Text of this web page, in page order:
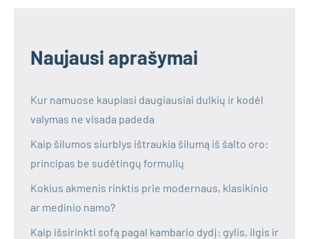
Naujausi aprašymai
Kur namuose kaupiasi daugiausiai dulkių ir kodėl
valymas ne visada padeda
Kaip šilumos siurblys ištraukia šilumą iš šalto oro:
principas be sudėtingų formulių
Kokius akmenis rinktis prie modernaus, klasikinio
ar medinio namo?
Kaip išsirinkti sofą pagal kambario dydį: gylis, ilgis ir